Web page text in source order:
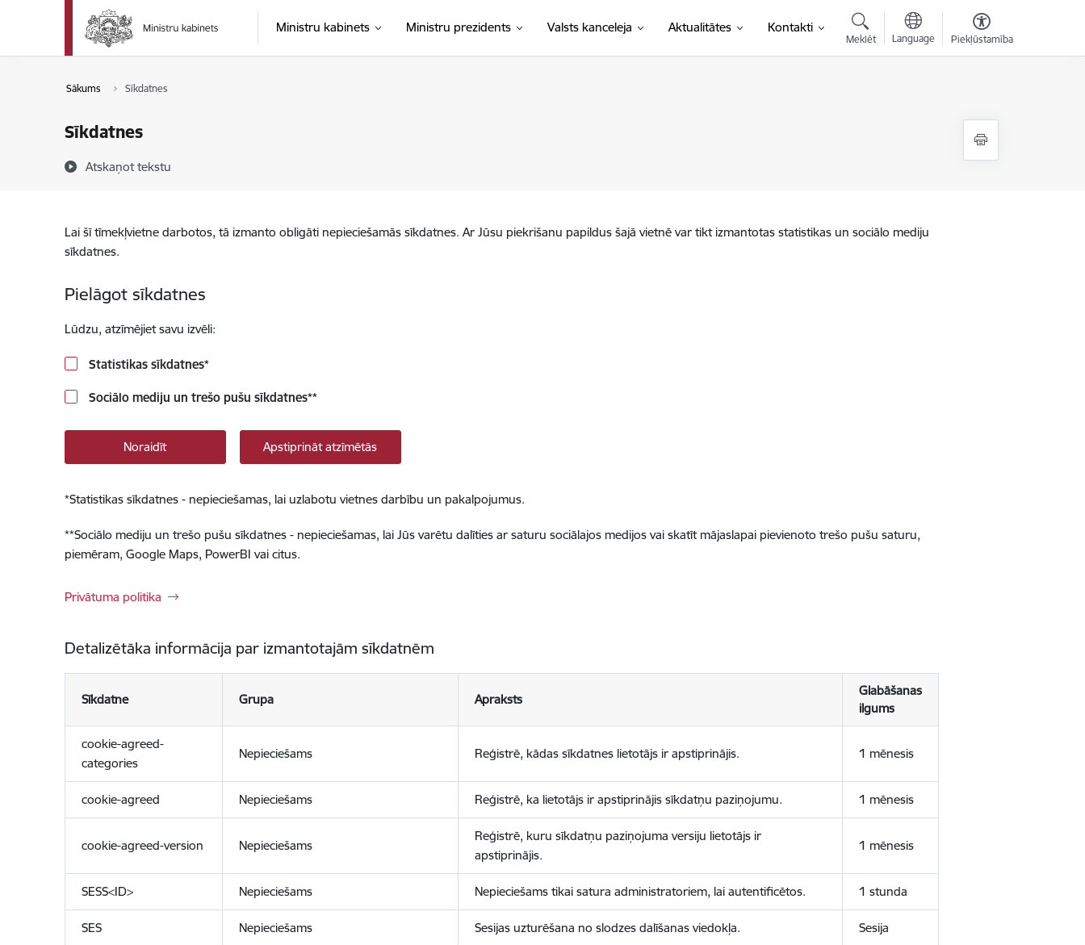
Pāriet uz lapas saturu
Ministru kabinets Ministru prezidents Valsts kanceleja Aktualitātes Kontakti
Meklēt Language Piekļūstamība
Sākums Sīkdatnes
Sīkdatnes
Atskaņot tekstu
Lai šī tīmekļvietne darbotos, tā izmanto obligāti nepieciešamās sīkdatnes. Ar Jūsu piekrišanu papildus šajā vietnē var tikt izmantotas statistikas un sociālo mediju
sīkdatnes.
Pielāgot sīkdatnes
Lūdzu, atzīmējiet savu izvēli:
Statistikas sīkdatnes*
Sociālo mediju un trešo pušu sīkdatnes**
Noraidīt Apstiprināt atzīmētās
*Statistikas sīkdatnes - nepieciešamas, lai uzlabotu vietnes darbību un pakalpojumus.
**Sociālo mediju un trešo pušu sīkdatnes - nepieciešamas, lai Jūs varētu dalīties ar saturu sociālajos medijos vai skatīt mājaslapai pievienoto trešo pušu saturu,
piemēram, Google Maps, PowerBI vai citus.
Privātuma politika
Detalizētāka informācija par izmantotajām sīkdatnēm
Sīkdatne Grupa Apraksts
Glabāšanas
ilgums
cookie-agreed-
categories
Nepieciešams Reģistrē, kādas sīkdatnes lietotājs ir apstiprinājis. 1 mēnesis
cookie-agreed Nepieciešams Reģistrē, ka lietotājs ir apstiprinājis sīkdatņu paziņojumu. 1 mēnesis
cookie-agreed-version Nepieciešams
Reģistrē, kuru sīkdatņu paziņojuma versiju lietotājs ir
apstiprinājis.
1 mēnesis
SESS<ID> Nepieciešams Nepieciešams tikai satura administratoriem, lai autentificētos. 1 stunda
SES Nepieciešams Sesijas uzturēšana no slodzes dalīšanas viedokļa. Sesija